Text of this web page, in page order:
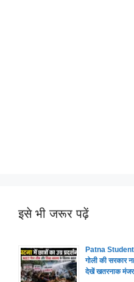
इसे भी जरूर पढ़ें
Patna
गोली की सरकार
देखें खतरनाक मंजर